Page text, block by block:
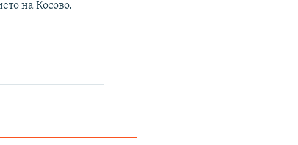
на Косово.